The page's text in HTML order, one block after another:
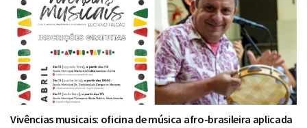
Vivências musicais: oficina de música afro-brasileira aplicada